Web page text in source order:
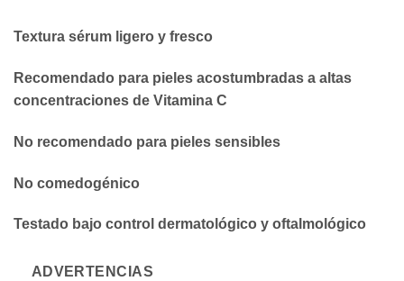
Textura sérum ligero y fresco
Recomendado para pieles acostumbradas a altas
concentraciones de Vitamina C
No recomendado para pieles sensibles
No comedogénico
Testado bajo control dermatológico y oftalmológico
ADVERTENCIAS